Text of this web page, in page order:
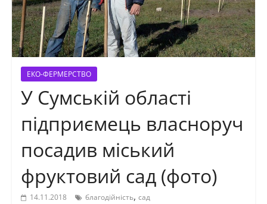
ЕКО-ФЕРМЕРСТВО
У Сумській області
підприємець власноруч
посадив міський
фруктовий сад (фото)
14.11.2018 благодійність, сад